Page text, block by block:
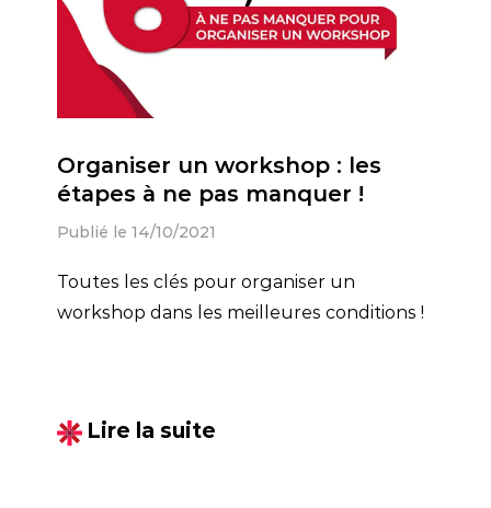
Organiser un workshop : les
étapes à ne pas manquer !
Publié le 14/10/2021
Toutes les clés pour organiser un
workshop dans les meilleures conditions !
Lire la suite